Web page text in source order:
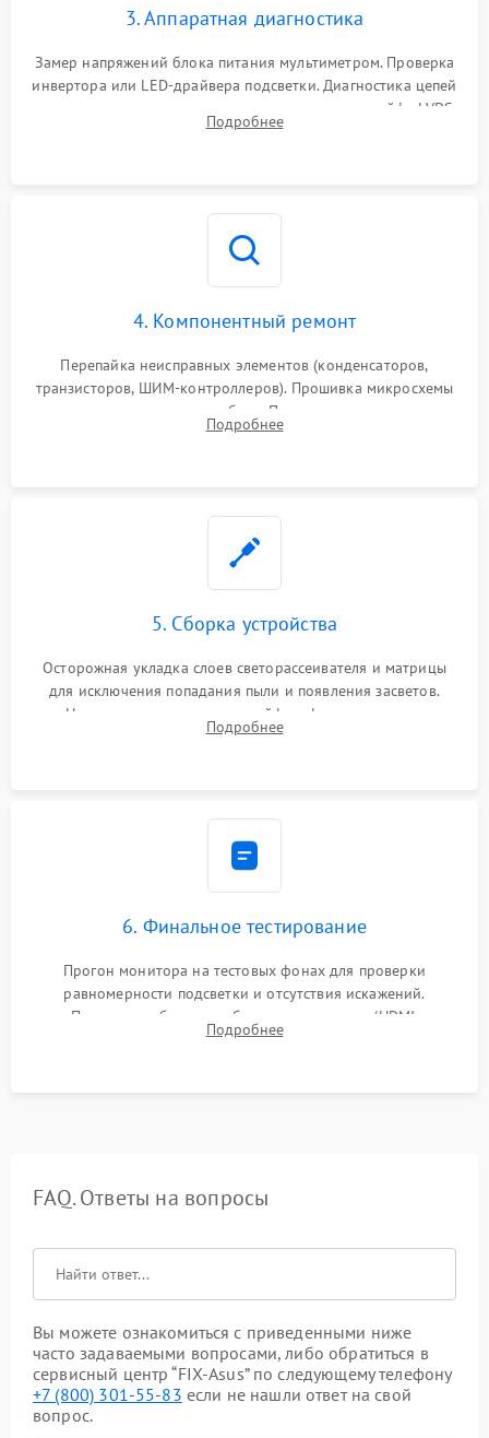
3. Аппаратная диагностика
Замер напряжений блока питания мультиметром. Проверка
инвертора или LED-драйвера подсветки. Диагностика цепей
питания скалера и тестирование сигналов на шлейфе LVDS
Подробнее
4. Компонентный ремонт
Перепайка неисправных элементов (конденсаторов,
транзисторов, ШИМ-контроллеров). Прошивка микросхемы
памяти при программных сбоях. При поломке подсветки —
разборка матрицы и замена выгоревших светодиодов.
Подробнее
5. Сборка устройства
Осторожная укладка слоев светорассеивателя и матрицы
для исключения попадания пыли и появления засветов.
Надежное подключение шлейфов, фиксация плат и
аккуратное защелкивание пластикового корпуса монитора.
Подробнее
6. Финальное тестирование
Прогон монитора на тестовых фонах для проверки
равномерности подсветки и отсутствия искажений.
Проверка работоспособности всех портов (HDMI,
DisplayPort, VGA) и кнопок управления под нагрузкой в
Подробнее
FAQ. Ответы на вопросы
Вы можете ознакомиться с приведенными ниже
часто задаваемыми вопросами, либо обратиться в
сервисный центр “FIX-Asus” по следующему телефону
+7 (800) 301-55-83 если не нашли ответ на свой
вопрос.